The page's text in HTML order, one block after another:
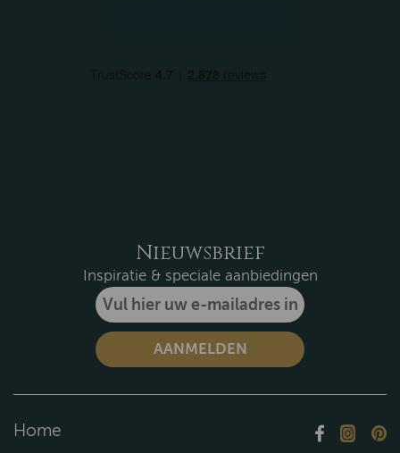
Nieuwsbrief
Inspiratie & speciale aanbiedingen
Home